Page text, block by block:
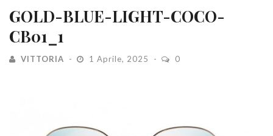
GOLD-BLUE-LIGHT-COCO-
CB01_1
VITTORIA 1 Aprile, 2025 0